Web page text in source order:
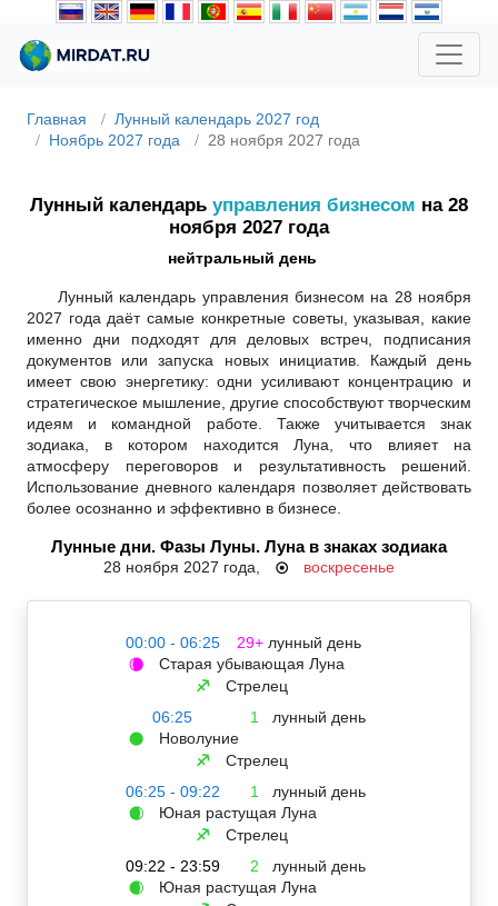
Главная
Лунный календарь 2027 год
Ноябрь 2027 года
28 ноября 2027 года
Лунный календарь управления бизнесом на 28
ноября 2027 года
нейтральный день
Лунный календарь управления бизнесом на 28 ноября
2027 года даёт самые конкретные советы, указывая, какие
именно дни подходят для деловых встреч, подписания
документов или запуска новых инициатив. Каждый день
имеет свою энергетику: одни усиливают концентрацию и
стратегическое мышление, другие способствуют творческим
идеям и командной работе. Также учитывается знак
зодиака, в котором находится Луна, что влияет на
атмосферу переговоров и результативность решений.
Использование дневного календаря позволяет действовать
более осознанно и эффективно в бизнесе.
Лунные дни. Фазы Луны. Луна в знаках зодиака
28 ноября 2027 года, ☉ воскресенье
00:00 - 06:25 29+ лунный день
🌘 Старая убывающая Луна
♐
Стрелец
06:25
1 лунный день
🌑 Новолуние
♐
Стрелец
06:25 - 09:22
1 лунный день
🌒 Юная растущая Луна
♐
Стрелец
09:22 - 23:59
2 лунный день
🌒 Юная растущая Луна